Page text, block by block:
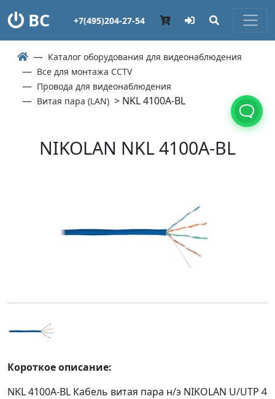
ВС +7(495)204-27-54
Каталог оборудования для видеонаблюдения
Все для монтажа CCTV
Провода для видеонаблюдения
Витая пара (LAN) > NKL 4100A-BL
NIKOLAN NKL 4100A-BL
Короткое описание:
NKL 4100A-BL Кабель витая пара н/э NIKOLAN U/UTP 4